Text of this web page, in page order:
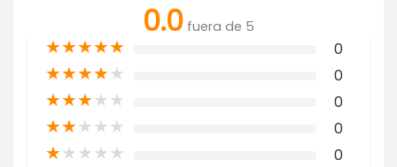
0.0 fuera de 5
★★★★★ 0
★★★★★ 0
★★★★★ 0
★★★★★ 0
★★★★★ 0